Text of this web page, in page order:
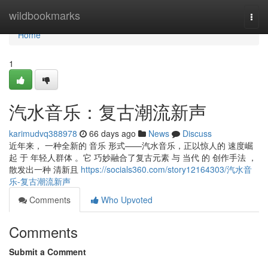
wildbookmarks
Home
Home
1
汽水音乐：复古潮流新声
karimudvq388978 66 days ago News
Discuss
近年来， 一种全新的 音乐 形式——汽水音乐，正以惊人的 速度崛
起 于 年轻人群体 。它 巧妙融合了复古元素 与 当代 的 创作手法 ，
散发出一种 清新且 https://socials360.com/story12164303/汽水音
乐-复古潮流新声
Comments
Who Upvoted
Comments
Submit a Comment